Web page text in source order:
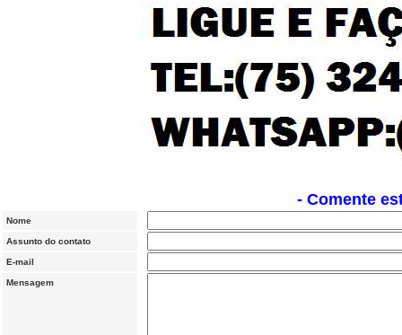
- Comente
Nome
Assunto do contato
E-mail
Mensagem